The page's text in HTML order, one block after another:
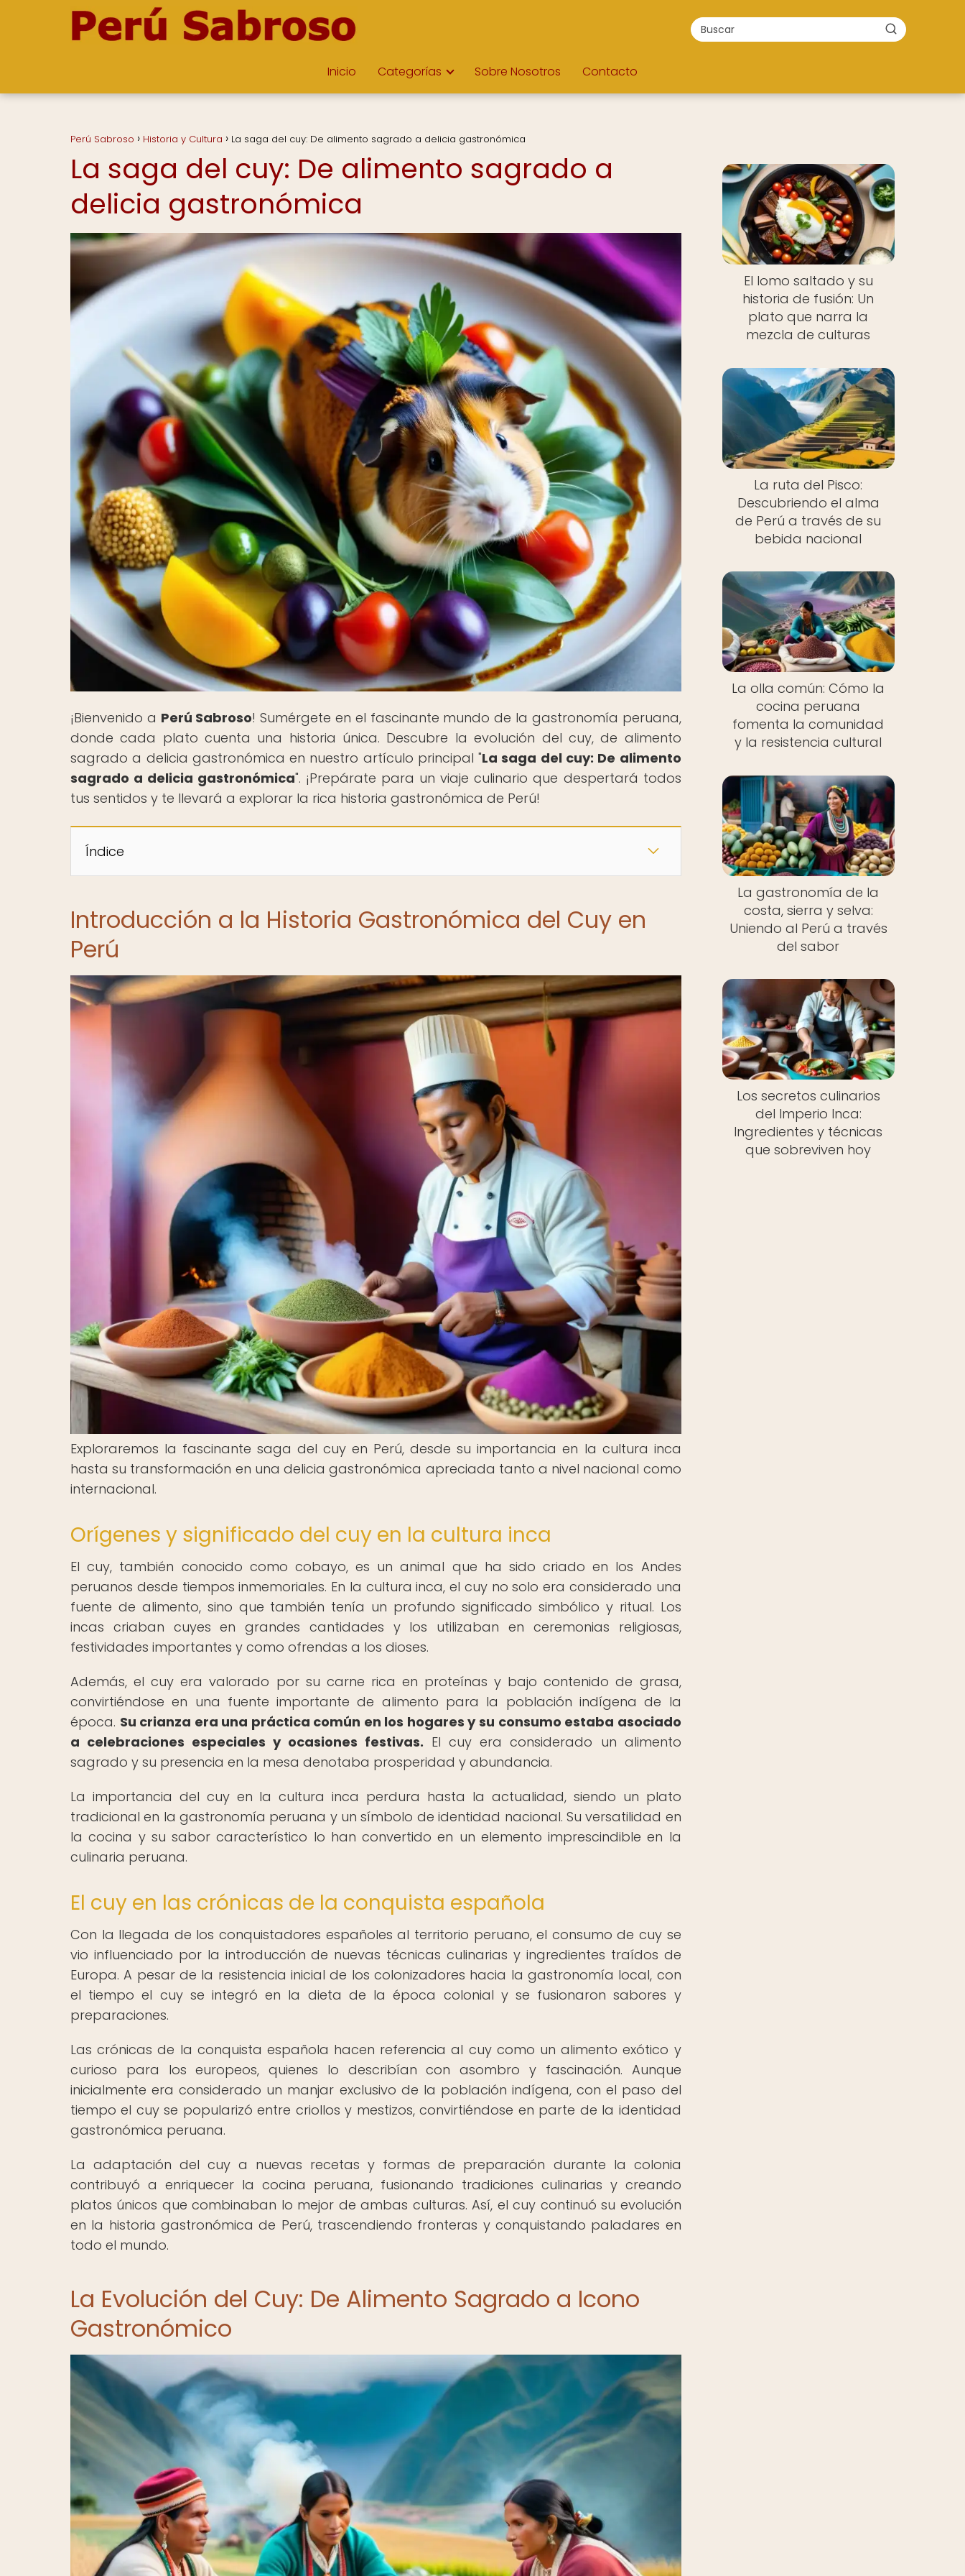
Inicio Categorías Sobre Nosotros Contacto
Perú Sabroso Historia y Cultura La saga del cuy: De alimento sagrado a delicia gastronómica
La saga del cuy: De alimento sagrado a
delicia gastronómica
¡Bienvenido a Perú Sabroso! Sumérgete en el fascinante mundo de la gastronomía peruana,
donde cada plato cuenta una historia única. Descubre la evolución del cuy, de alimento
sagrado a delicia gastronómica en nuestro artículo principal "La saga del cuy: De alimento
sagrado a delicia gastronómica". ¡Prepárate para un viaje culinario que despertará todos
tus sentidos y te llevará a explorar la rica historia gastronómica de Perú!
Índice
Introducción a la Historia Gastronómica del Cuy en
Perú
Exploraremos la fascinante saga del cuy en Perú, desde su importancia en la cultura inca
hasta su transformación en una delicia gastronómica apreciada tanto a nivel nacional como
internacional.
Orígenes y significado del cuy en la cultura inca
El cuy, también conocido como cobayo, es un animal que ha sido criado en los Andes
peruanos desde tiempos inmemoriales. En la cultura inca, el cuy no solo era considerado una
fuente de alimento, sino que también tenía un profundo significado simbólico y ritual. Los
incas criaban cuyes en grandes cantidades y los utilizaban en ceremonias religiosas,
festividades importantes y como ofrendas a los dioses.
Además, el cuy era valorado por su carne rica en proteínas y bajo contenido de grasa,
convirtiéndose en una fuente importante de alimento para la población indígena de la
época. Su crianza era una práctica común en los hogares y su consumo estaba asociado
a celebraciones especiales y ocasiones festivas. El cuy era considerado un alimento
sagrado y su presencia en la mesa denotaba prosperidad y abundancia.
La importancia del cuy en la cultura inca perdura hasta la actualidad, siendo un plato
tradicional en la gastronomía peruana y un símbolo de identidad nacional. Su versatilidad en
la cocina y su sabor característico lo han convertido en un elemento imprescindible en la
culinaria peruana.
El cuy en las crónicas de la conquista española
Con la llegada de los conquistadores españoles al territorio peruano, el consumo de cuy se
vio influenciado por la introducción de nuevas técnicas culinarias y ingredientes traídos de
Europa. A pesar de la resistencia inicial de los colonizadores hacia la gastronomía local, con
el tiempo el cuy se integró en la dieta de la época colonial y se fusionaron sabores y
preparaciones.
Las crónicas de la conquista española hacen referencia al cuy como un alimento exótico y
curioso para los europeos, quienes lo describían con asombro y fascinación. Aunque
inicialmente era considerado un manjar exclusivo de la población indígena, con el paso del
tiempo el cuy se popularizó entre criollos y mestizos, convirtiéndose en parte de la identidad
gastronómica peruana.
La adaptación del cuy a nuevas recetas y formas de preparación durante la colonia
contribuyó a enriquecer la cocina peruana, fusionando tradiciones culinarias y creando
platos únicos que combinaban lo mejor de ambas culturas. Así, el cuy continuó su evolución
en la historia gastronómica de Perú, trascendiendo fronteras y conquistando paladares en
todo el mundo.
La Evolución del Cuy: De Alimento Sagrado a Icono
Gastronómico
El lomo saltado y su
historia de fusión: Un
plato que narra la
mezcla de culturas
La ruta del Pisco:
Descubriendo el alma
de Perú a través de su
bebida nacional
La olla común: Cómo la
cocina peruana
fomenta la comunidad
y la resistencia cultural
La gastronomía de la
costa, sierra y selva:
Uniendo al Perú a través
del sabor
Los secretos culinarios
del Imperio Inca:
Ingredientes y técnicas
que sobreviven hoy